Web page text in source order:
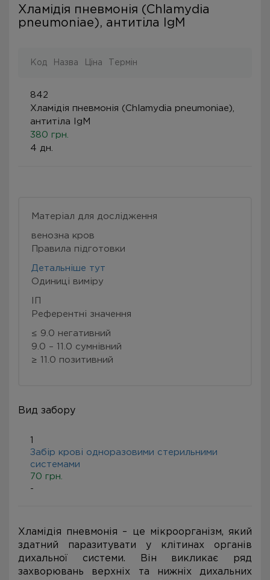
Хламідія пневмонія (Chlamydia
pneumoniae), антитіла IgM
Код Назва Ціна Термін
842
Хламідія пневмонія (Chlamydia pneumoniae),
антитіла IgM
380 грн.
4 дн.
Матеріал для дослідження
венозна кров
Правила підготовки
Детальніше тут
Одиниці виміру
Референтні значення
≤ 9.0 негативний
9.0 – 11.0 сумнівний
≥ 11.0 позитивний
Вид забору
1
Забір крові одноразовими стерильними
системами
70 грн.
-
Хламідія пневмонія – це мікроорганізм, який
здатний паразитувати у клітинах органів
дихальної системи. Він викликає ряд
захворювань верхніх та нижніх дихальних